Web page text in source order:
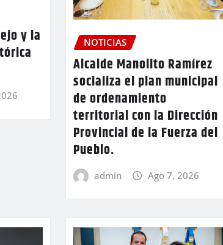
y la
NOTICIAS
Alcalde Manolito Ramírez
socializa el plan municipal
de ordenamiento
territorial con la Dirección
Provincial de la Fuerza del
Pueblo.
admin Ago 7, 2026